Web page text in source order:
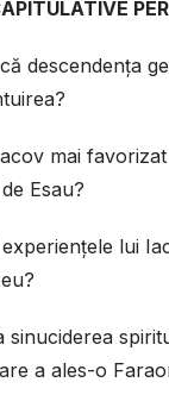
descendența
mai
Esau?
lui
sinuciderea
a ales-o